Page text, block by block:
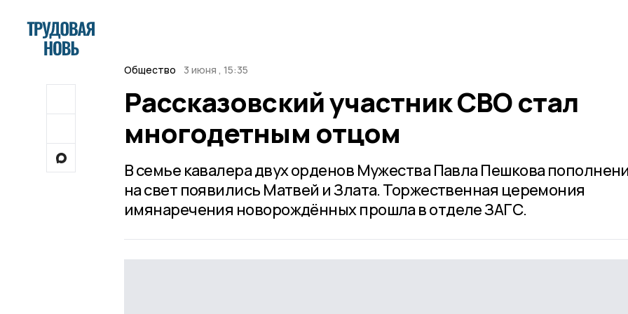
Общество 3 июня , 15:35
Рассказовский участник СВО стал
многодетным отцом
В семье кавалера двух орденов Мужества Павла Пешкова
на свет появились Матвей и Злата. Торжественная церемония
имянаречения новорождённых прошла в отделе ЗАГС.